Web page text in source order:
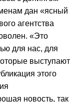
дан «ясный
агентства
«Это
для нас, для
выступают
этого
новость, так